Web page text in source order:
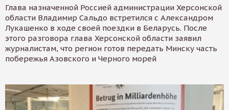
Глава назначенной Россией администрации Херсонской
области Владимир Сальдо встретился с Александром
Лукашенко в ходе своей поездки в Беларусь. После
этого разговора глава Херсонской области заявил
журналистам, что регион готов передать Минску часть
побережья Азовского и Черного морей